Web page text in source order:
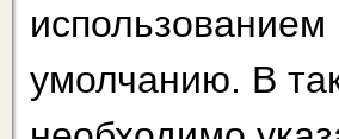
умолчанию. В